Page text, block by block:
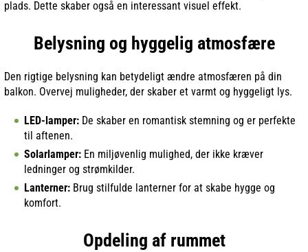
plads. Dette skaber også en interessant visuel effekt.
Belysning og hyggelig atmosfære
Den rigtige belysning kan betydeligt ændre atmosfæren på din
balkon. Overvej muligheder, der skaber et varmt og hyggeligt lys.
LED-lamper: De skaber en romantisk stemning og er perfekte
til aftenen.
Solarlamper: En miljøvenlig mulighed, der ikke kræver
ledninger og strømkilder.
Lanterner: Brug stilfulde lanterner for at skabe hygge og
komfort.
Opdeling af rummet